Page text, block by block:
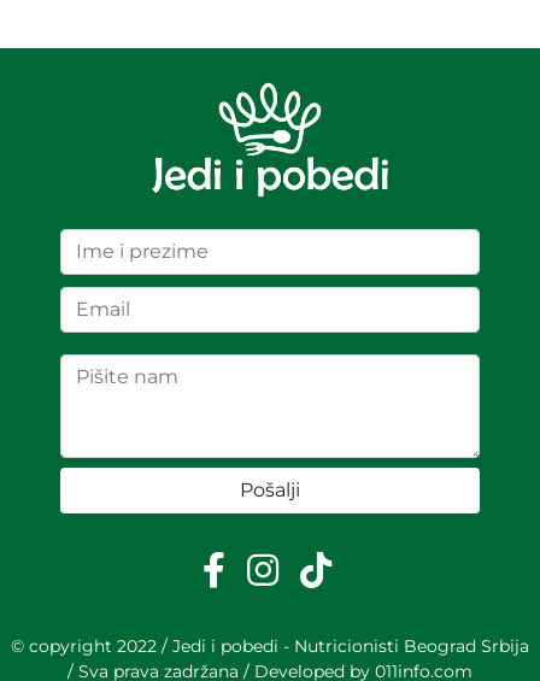
Pošalji
© copyright 2022 / Jedi i pobedi - Nutricionisti Beograd Srbija
/ Sva prava zadržana / Developed by 011info.com